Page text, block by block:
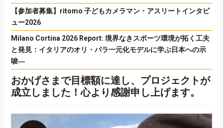
【参加者募集】ritomo 子どもカメラマン・アスリートインタビ
ュー2026
Milano Cortina 2026 Report: 境界なきスポーツ環境が拓く工夫
と発見：イタリアのオリ・パラ一元化モデルに学ぶ日本への示
唆―
おかげさまで目標額に達し、プロジェクトが
成立しました！心より感謝申し上げます。